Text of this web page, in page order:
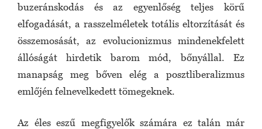
buzeránskodás és az egyenlőség teljes körű
elfogadását, a rasszelméletek totális eltorzítását és
összemosását, az evolucionizmus mindenekfelett
állóságát hirdetik barom mód, bőnyállal. Ez
manapság meg bőven elég a posztliberalizmus
emlőjén felnevelkedett tömegeknek.
Az éles eszű megfigyelők számára ez talán már